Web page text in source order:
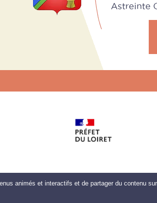
Astreinte
animés et interactifs et de partager du contenu